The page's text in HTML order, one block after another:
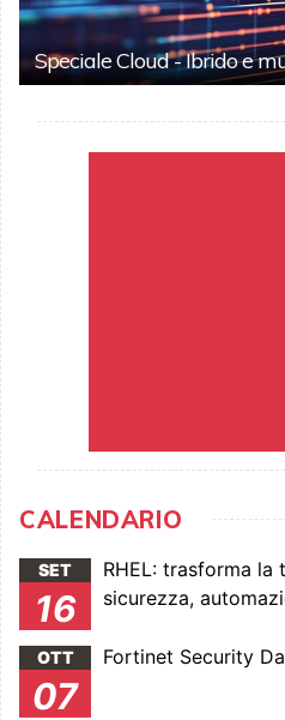
Speciale Cloud - Ibrido e
CALENDARIO
SET
16
RHEL: trasforma
sicurezza,
OTT
07
Fortinet Security